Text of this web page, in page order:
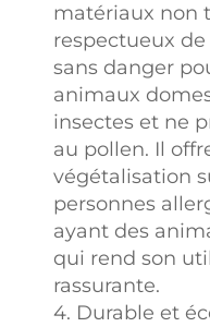
matériaux non
respectueux
sans danger
animaux
insectes et ne
au pollen. Il
végétalisation
personnes
ayant des
qui rend son
rassurante.
4. Durable et